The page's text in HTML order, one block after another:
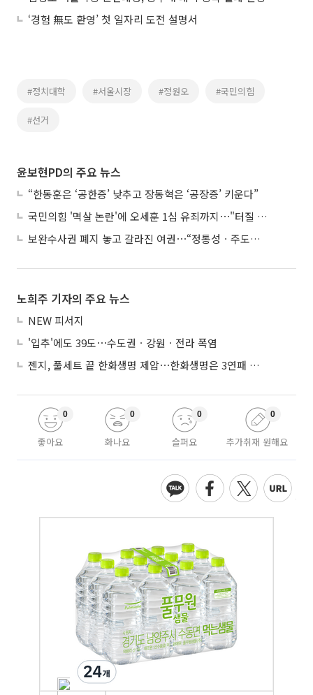
‘경험 無도 환영’ 첫 일자리 도전 설명서
#정치대학 #서울시장 #정원오 #국민의힘
#선거
윤보현PD의 주요 뉴스
“한동훈은 ‘공한증’ 낮추고 장동혁은 ‘공장증’ 키운다”
국민의힘 '멱살 논란'에 오세훈 1심 유죄까지⋯"터질 게 터졌다"
보완수사권 폐지 놓고 갈라진 여권⋯“정통성ㆍ주도권 싸움”
노희주 기자의 주요 뉴스
NEW 피서지
'입추'에도 39도⋯수도권ㆍ강원ㆍ전라 폭염
젠지, 풀세트 끝 한화생명 제압⋯한화생명은 3연패 수렁
좋아요
0
화나요
0
슬퍼요
0
추가취재 원해요
0